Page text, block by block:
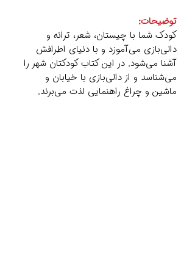
توضیحات:
کودک شما با چیستان، شعر، ترانه و
دالی‌بازی می‌آموزد و با دنیای اطرافش
آشنا می‌شود. در این کتاب کودکتان شهر را
می‌شناسد و از دالی‌بازی با خیابان و
ماشین و چراغ راهنمایی لذت می‌برند.